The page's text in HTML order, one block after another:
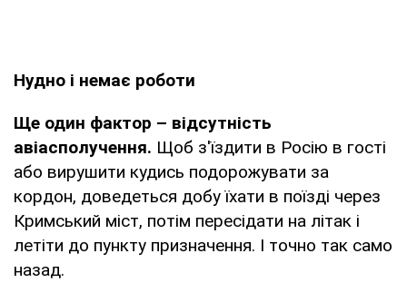
Нудно і немає роботи
Ще один фактор – відсутність
авіасполучення. Щоб з'їздити в Росію в гості
або вирушити кудись подорожувати за
кордон, доведеться добу їхати в поїзді через
Кримський міст, потім пересідати на літак і
летіти до пункту призначення. І точно так само
назад.